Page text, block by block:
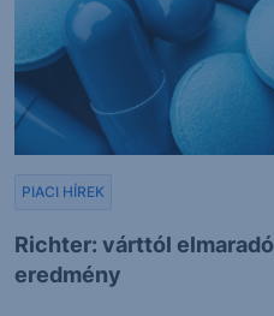
Richter: várttól
eredmény
PIACI HÍREK